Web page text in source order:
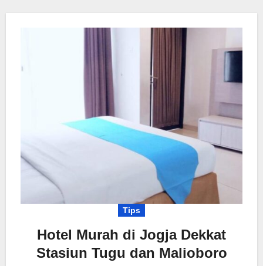
Tips
Hotel Murah di Jogja Dekkat
Stasiun Tugu dan Malioboro